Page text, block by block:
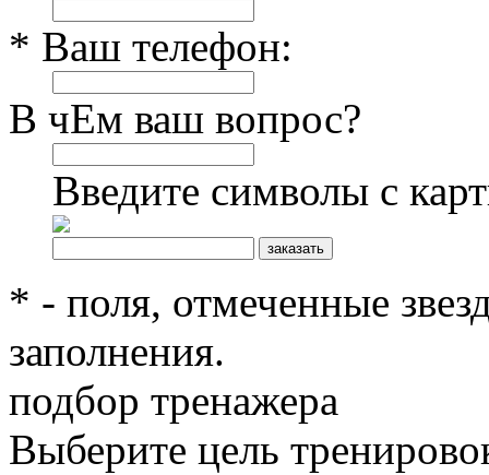
* Ваш телефон:
В чЕм ваш вопрос?
Введите символы с
* - поля, отмеченные
заполнения.
подбор тренажера
Выберите цель